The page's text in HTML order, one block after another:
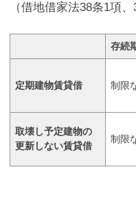
（借地借家法38条1項、
存続
定期建物賃貸借 制限
取壊し予定建物の
更新しない賃貸借
制限